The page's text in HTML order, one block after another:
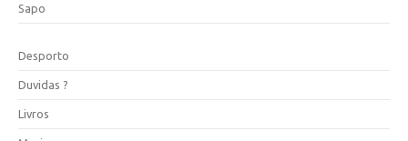
Sapo
Desporto
Duvidas ?
Livros